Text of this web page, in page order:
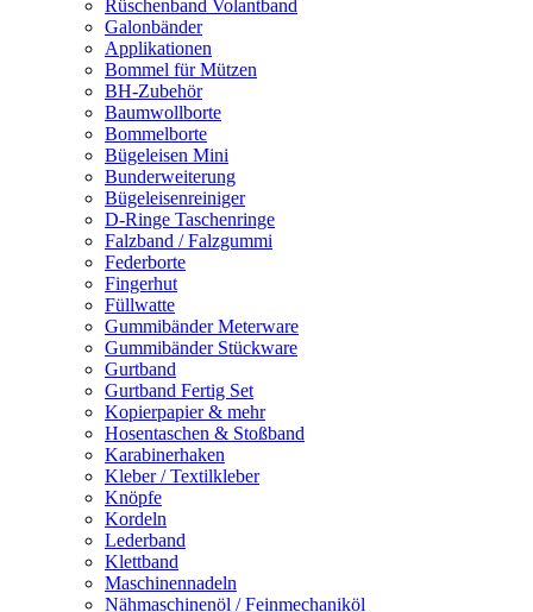
Rüschenband Volantband
Galonbänder
Applikationen
Bommel für Mützen
BH-Zubehör
Baumwollborte
Bommelborte
Bügeleisen Mini
Bunderweiterung
Bügeleisenreiniger
D-Ringe Taschenringe
Falzband / Falzgummi
Federborte
Fingerhut
Füllwatte
Gummibänder Meterware
Gummibänder Stückware
Gurtband
Gurtband Fertig Set
Kopierpapier & mehr
Hosentaschen & Stoßband
Karabinerhaken
Kleber / Textilkleber
Knöpfe
Kordeln
Lederband
Klettband
Maschinennadeln
Nähmaschinenöl / Feinmechaniköl